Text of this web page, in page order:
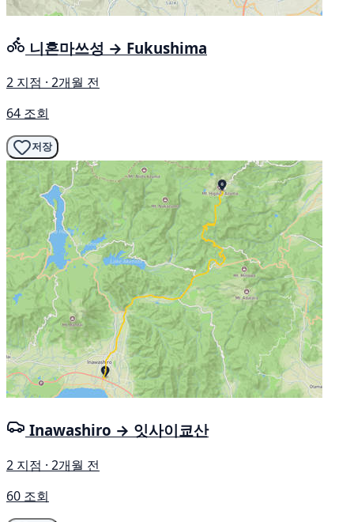
니혼마쓰성 → Fukushima
2 지점 · 2개월 전
64 조회
저장
Inawashiro → 잇사이쿄산
2 지점 · 2개월 전
60 조회